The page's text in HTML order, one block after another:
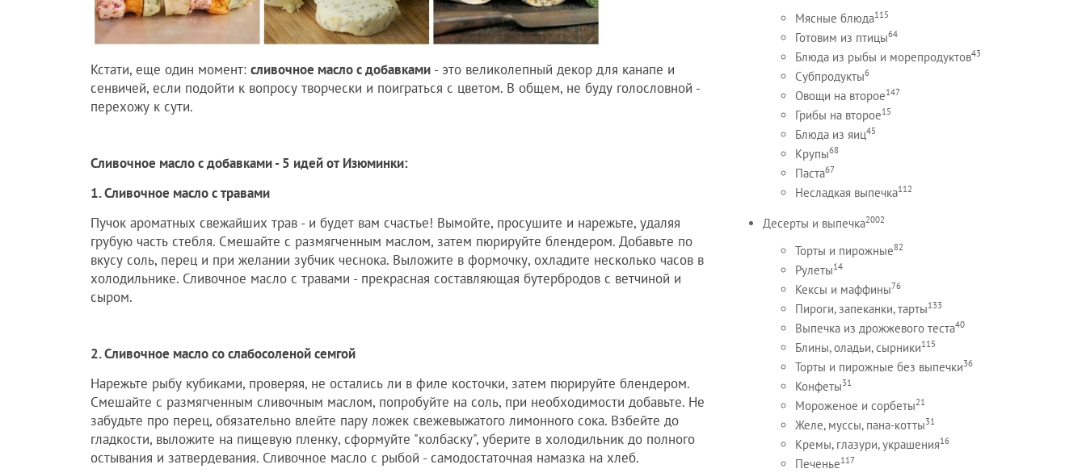
Кстати, еще один момент: сливочное масло с добавками - это великолепный декор для канапе и
сенвичей, если подойти к вопросу творчески и поиграться с цветом. В общем, не буду голословной -
перехожу к сути.
Сливочное масло с добавками - 5 идей от Изюминки:
1. Сливочное масло с травами
Пучок ароматных свежайших трав - и будет вам счастье! Вымойте, просушите и нарежьте, удаляя
грубую часть стебля. Смешайте с размягченным маслом, затем пюрируйте блендером. Добавьте по
вкусу соль, перец и при желании зубчик чеснока. Выложите в формочку, охладите несколько часов в
холодильнике. Сливочное масло с травами - прекрасная составляющая бутербродов с ветчиной и
сыром.
2. Сливочное масло со слабосоленой семгой
Нарежьте рыбу кубиками, проверяя, не остались ли в филе косточки, затем пюрируйте блендером.
Смешайте с размягченным сливочным маслом, попробуйте на соль, при необходимости добавьте. Не
забудьте про перец, обязательно влейте пару ложек свежевыжатого лимонного сока. Взбейте до
гладкости, выложите на пищевую пленку, сформуйте "колбаску", уберите в холодильник до полного
остывания и затвердевания. Сливочное масло с рыбой - самодостаточная намазка на хлеб.
Мясные блюда115
Готовим из птицы64
Блюда из рыбы и морепродуктов43
Субпродукты6
Овощи на второе147
Грибы на второе15
Блюда из яиц45
Крупы68
Паста67
Несладкая выпечка112
Десерты и выпечка2002
Торты и пирожные82
Рулеты14
Кексы и маффины76
Пироги, запеканки, тарты133
Выпечка из дрожжевого теста40
Блины, оладьи, сырники115
Торты и пирожные без выпечки36
Конфеты31
Мороженое и сорбеты21
Желе, муссы, пана-котты31
Кремы, глазури, украшения16
Печенье117